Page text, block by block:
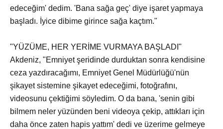
edeceğim' dedim. 'Bana sağa geç' diye işaret yapmaya
başladı. İyice dibime girince sağa kaçtım."
"YÜZÜME, HER YERİME VURMAYA BAŞLADI"
Akdeniz, "Emniyet şeridinde durduktan sonra kendisine
ceza yazdıracağımı, Emniyet Genel Müdürlüğü'nün
şikayet sistemine şikayet edeceğimi, fotoğrafını,
videosunu çektiğimi söyledim. O da bana, 'senin gibi
bilmem neler yüzünden beni videoya çekip, attıkları için
daha önce zaten hapis yattım' dedi ve üzerime gelmeye